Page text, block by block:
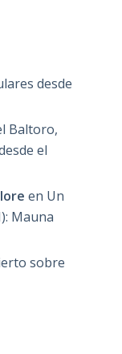
desde
Baltoro,
el
en Un
Mauna
sobre